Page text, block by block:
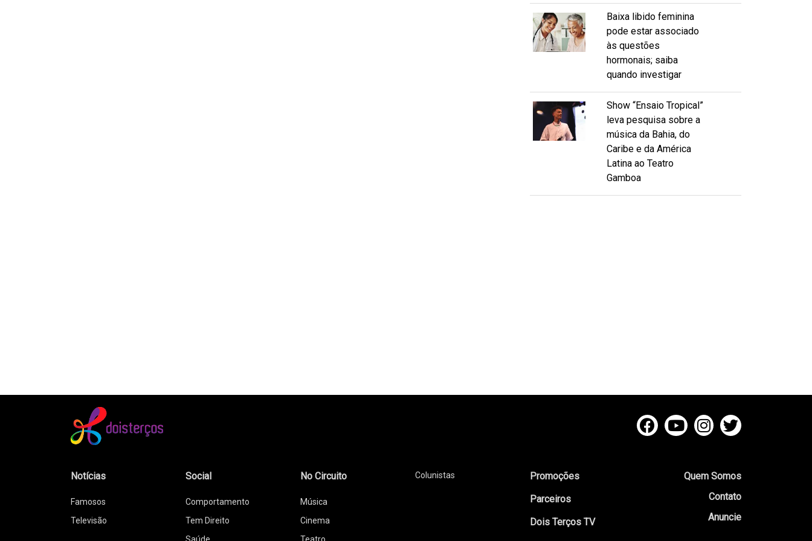
Baixa libido feminina
pode estar associado
às questões
hormonais; saiba
quando investigar
Show “Ensaio Tropical”
leva pesquisa sobre a
música da Bahia, do
Caribe e da América
Latina ao Teatro
Gamboa
Notícias
Famosos
Televisão
Social
Comportamento
Tem Direito
Saúde
No Circuito
Música
Cinema
Teatro
Colunistas
Promoções
Parceiros
Dois Terços TV
Quem Somos
Contato
Anuncie